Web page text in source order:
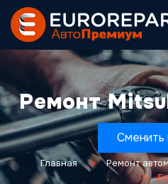
Ремонт
Сменить
Главная Ремонт